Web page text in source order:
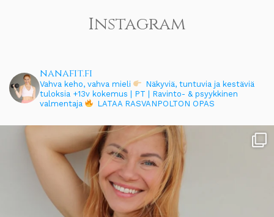
Instagram
nanafit.fi
Vahva keho, vahva mieli
Näkyviä, tuntuvia ja kestäviä
tuloksia +13v kokemus | PT | Ravinto- & psyykkinen
valmentaja
LATAA RASVANPOLTON OPAS